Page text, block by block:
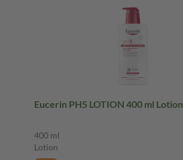
Eucerin PH5 LOTION 400 ml Lotion
400 ml
Lotion